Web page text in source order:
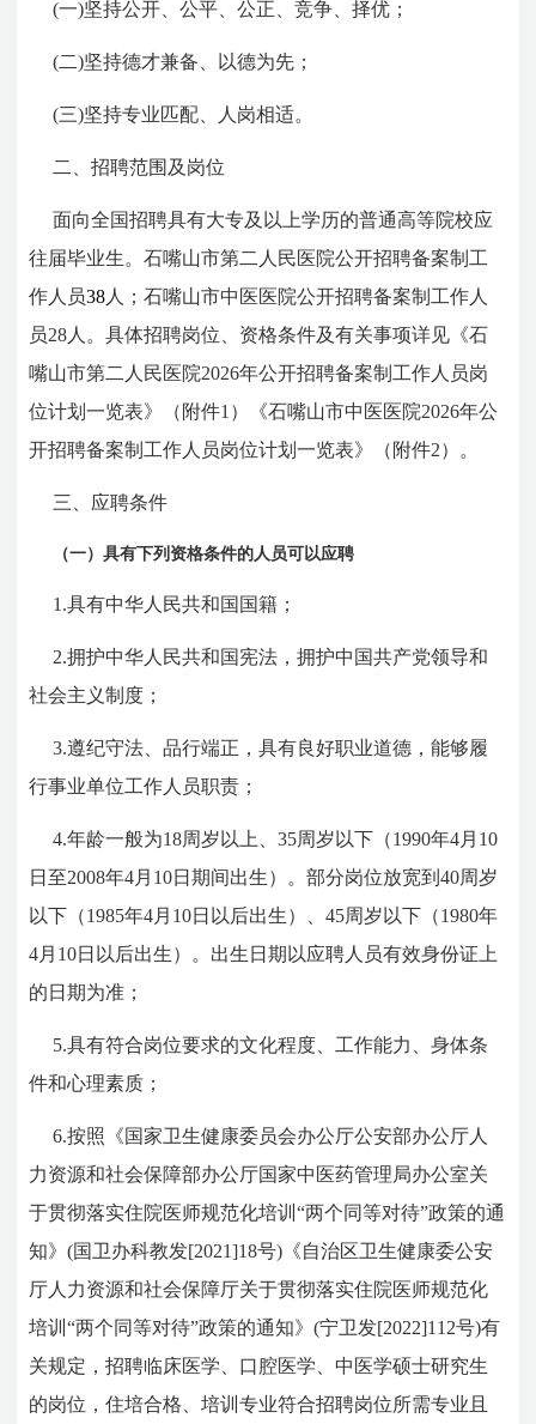
(一)坚持公开、公平、公正、竞争、择优；
(二)坚持德才兼备、以德为先；
(三)坚持专业匹配、人岗相适。
二、招聘范围及岗位
面向全国招聘具有大专及以上学历的普通高等院校应
往届毕业生。石嘴山市第二人民医院公开招聘备案制工
作人员38 人；石嘴山市中医医院公开招聘备案制工作人
员28人。具体招聘岗位、资格条件及有关事项详见《石
嘴山市第二人民医院2026年公开招聘备案制工作人员岗
位计划一览表》（附件1）《石嘴山市中医医院2026年公
开招聘备案制工作人员岗位计划一览表》（附件2）。
三、应聘条件
（一）具有下列资格条件的人员可以应聘
1.具有中华人民共和国国籍；
2.拥护中华人民共和国宪法，拥护中国共产党领导和
社会主义制度；
3.遵纪守法、品行端正，具有良好职业道德，能够履
行事业单位工作人员职责；
4.年龄一般为18周岁以上、35周岁以下（1990年4月10
日至2008年4月10日期间出生）。部分岗位放宽到40周岁
以下（1985年4月10日以后出生）、45周岁以下（1980年
4月10日以后出生）。出生日期以应聘人员有效身份证上
的日期为准；
5.具有符合岗位要求的文化程度、工作能力、身体条
件和心理素质；
6.按照《国家卫生健康委员会办公厅公安部办公厅人
力资源和社会保障部办公厅国家中医药管理局办公室关
于贯彻落实住院医师规范化培训“两个同等对待”政策的通
知》(国卫办科教发[2021]18号)《自治区卫生健康委公安
厅人力资源和社会保障厅关于贯彻落实住院医师规范化
培训“两个同等对待”政策的通知》(宁卫发[2022]112号)有
关规定，招聘临床医学、口腔医学、中医学硕士研究生
的岗位，住培合格、培训专业符合招聘岗位所需专业且